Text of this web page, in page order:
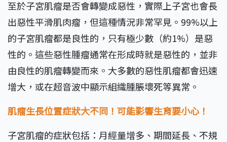
至於子宮肌瘤是否會轉變成惡性，實際上子宮也會長
出惡性平滑肌肉瘤，但這種情況非常罕見。99%以上
的子宮肌瘤都是良性的，只有極少數（約1%）是惡
性的。這些惡性腫瘤通常在形成時就是惡性的，並非
由良性的肌瘤轉變而來。大多數的惡性肌瘤都會迅速
增大，或在超音波中顯示組織腫脹壞死等異常。
肌瘤生長位置症狀大不同！ 可能影響生育要小心！
子宮肌瘤的症狀包括：月經量增多、期間延長、不規